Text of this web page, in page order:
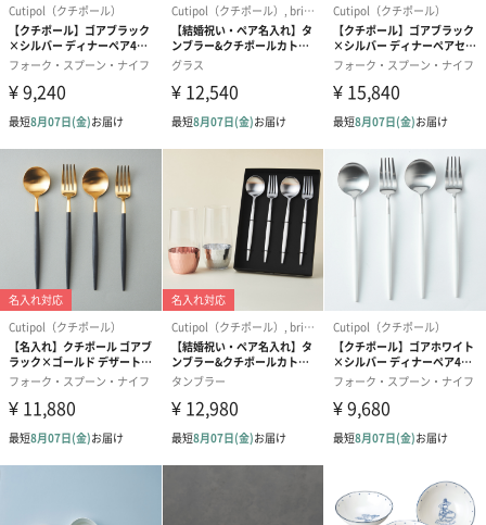
伝統的な技術と職人によって1本1本丁寧に作られているのが特徴
です。
家族経営から始まったブランドであるにも関わらず、今や世界中
から愛されるブランドです。
ダイニングライン マグ カンパーニュ
何気ない家庭料理のおいしさを、家族やパートナーと分かち合
う。そんな幸せなひとときをイメージして、くつろぎと温かさを
想起させるフランス語の「カンパーニュ(田舎風)」と名付けまし
た。
独自の風合いのナチュラルなカラーは、モダンから和食まで相性
が良く、長くストウブをご愛用の方はもちろん、これからストウ
朝食からティータイム、ディナーまで幅広い食のシーンに寄り添